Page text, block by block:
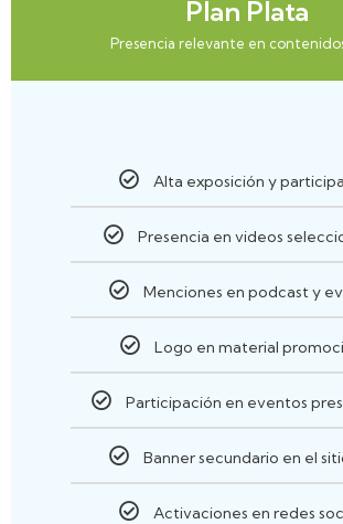
Plan Plata
Presencia relevante en
Alta exposición y
Presencia en videos
Menciones en podcast y
Logo en material
Participación en eventos
Banner secundario en el
Activaciones en redes